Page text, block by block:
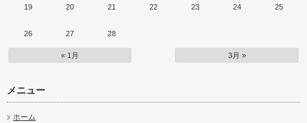
« 1月 3月 »
19 20 21 22 23 24 25
26 27 28
メニュー
ホーム